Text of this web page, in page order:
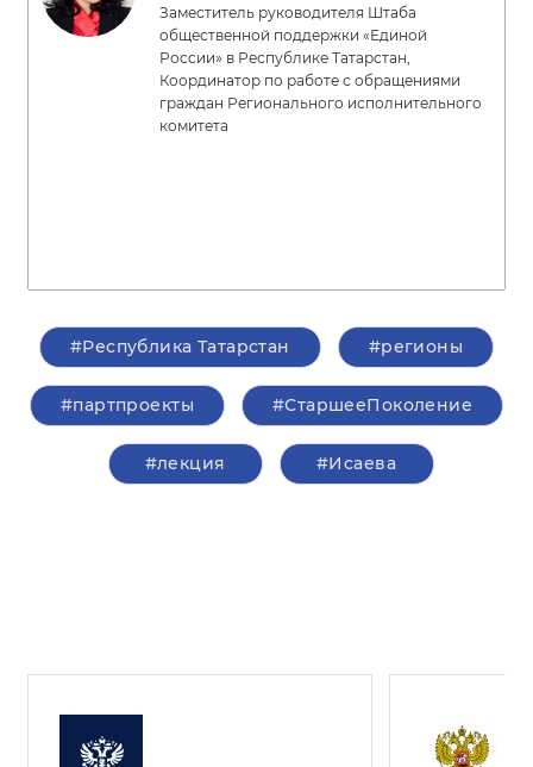
Заместитель руководителя Штаба
общественной поддержки «Единой
России» в Республике Татарстан,
Координатор по работе с обращениями
граждан Регионального исполнительного
комитета
#Республика Татарстан #регионы
#партпроекты #СтаршееПоколение
#лекция #Исаева